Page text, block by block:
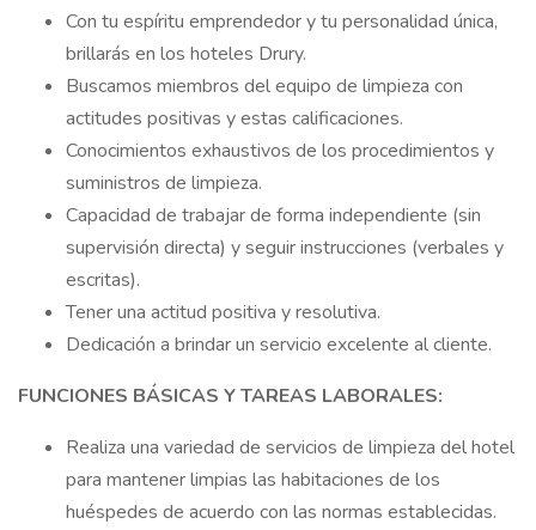
Con tu espíritu emprendedor y tu personalidad única,
brillarás en los hoteles Drury.
Buscamos miembros del equipo de limpieza con
actitudes positivas y estas calificaciones.
Conocimientos exhaustivos de los procedimientos y
suministros de limpieza.
Capacidad de trabajar de forma independiente (sin
supervisión directa) y seguir instrucciones (verbales y
escritas).
Tener una actitud positiva y resolutiva.
Dedicación a brindar un servicio excelente al cliente.
FUNCIONES BÁSICAS Y TAREAS LABORALES:
Realiza una variedad de servicios de limpieza del hotel
para mantener limpias las habitaciones de los
huéspedes de acuerdo con las normas establecidas.